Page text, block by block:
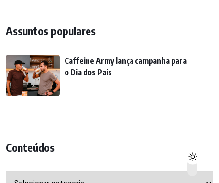
Assuntos populares
Caffeine Army lança campanha para
o Dia dos Pais
Conteúdos